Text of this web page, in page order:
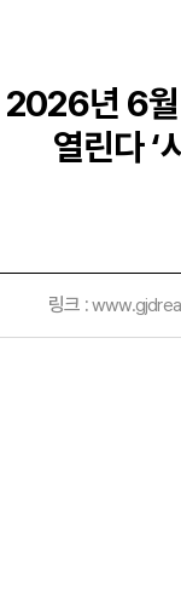
2026년 6
열린다 ‘
링크 :